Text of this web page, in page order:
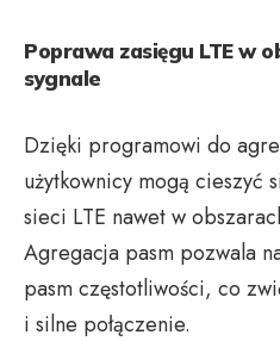
Poprawa zasięgu LTE w
sygnale
Dzięki programowi do
użytkownicy mogą cieszyć
sieci LTE nawet w
Agregacja pasm pozwala
pasm częstotliwości, co
i silne połączenie.